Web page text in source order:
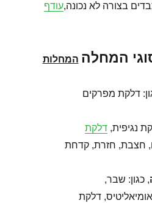
בצורה לא נכונה,עודף
המחלה המחלות
דלקת מפרקים
נגיפית,דלקת
חצבת, חזרת, קדחת
, כגון: שבר,
דלקת